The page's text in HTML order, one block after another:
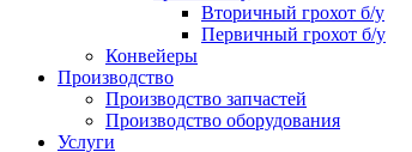
Вторичный грохот б/у
Первичный грохот б/у
Конвейеры
Производство
Производство запчастей
Производство оборудования
Услуги